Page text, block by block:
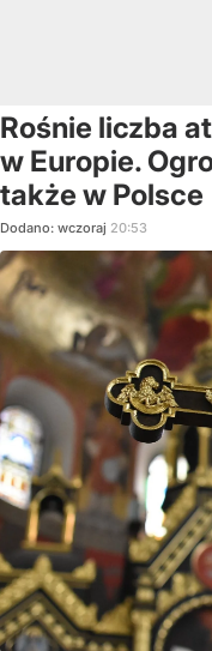
Rośnie liczba
w Europie.
także w Polsce
Dodano: wczoraj 20:53